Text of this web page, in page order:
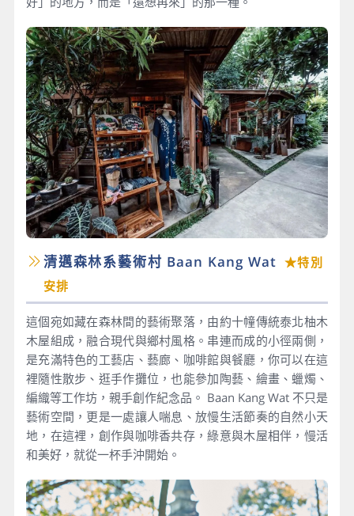
清邁森林系藝術村 Baan Kang Wat ★特別
安排
這個宛如藏在森林間的藝術聚落，由約十幢傳統泰北柚木
木屋組成，融合現代與鄉村風格。串連而成的小徑兩側，
是充滿特色的工藝店、藝廊、咖啡館與餐廳，你可以在這
裡隨性散步、逛手作攤位，也能參加陶藝、繪畫、蠟燭、
編織等工作坊，親手創作紀念品。 Baan Kang Wat 不只是
藝術空間，更是一處讓人喘息、放慢生活節奏的自然小天
地，在這裡，創作與咖啡香共存，綠意與木屋相伴，慢活
和美好，就從一杯手沖開始。